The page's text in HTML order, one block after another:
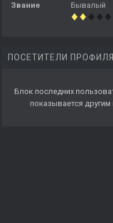
Звание Бывалый
ПОСЕТИТЕЛИ ПРОФИЛЯ
Блок последних
показывается